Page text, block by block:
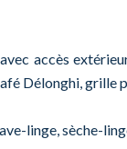
accès
Délonghi, grille
linge, sèche-